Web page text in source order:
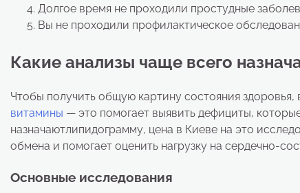
Долгое время не проходили простудные
Вы не проходили профилактическое
Какие анализы чаще всего
Чтобы получить общую картину состояния
витамины — это помогает выявить дефициты,
назначаютлипидограмму, цена в Киеве на это
обмена и помогает оценить нагрузку на сердечно-
Основные исследования